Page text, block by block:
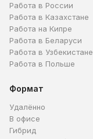
Работа в России
Работа в Казахстане
Работа на Кипре
Работа в Беларуси
Работа в Узбекистане
Работа в Польше
Формат
Удалённо
В офисе
Гибрид